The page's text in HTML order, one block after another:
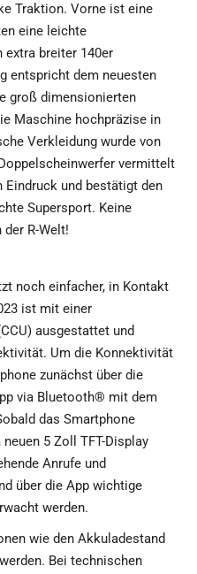
Traktion. Vorne ist eine
eine leichte
extra breiter 140er
entspricht dem neuesten
groß dimensionierten
Maschine hochpräzise in
Verkleidung wurde von
vermittelt
und bestätigt den
Supersport. Keine
R-Welt!
noch einfacher, in Kontakt
ist mit einer
ausgestattet und
Um die Konnektivität
zunächst über die
via Bluetooth® mit dem
das Smartphone
5 Zoll TFT-Display
Anrufe und
über die App wichtige
werden.
wie den Akkuladestand
Bei technischen